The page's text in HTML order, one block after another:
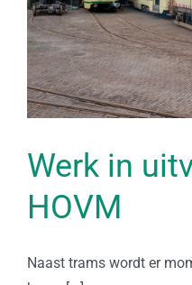
Werk in
HOVM
Naast trams wordt er